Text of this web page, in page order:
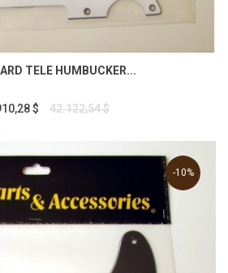
TELE HUMBUCKER...
$ 42.122,54 $
-10%